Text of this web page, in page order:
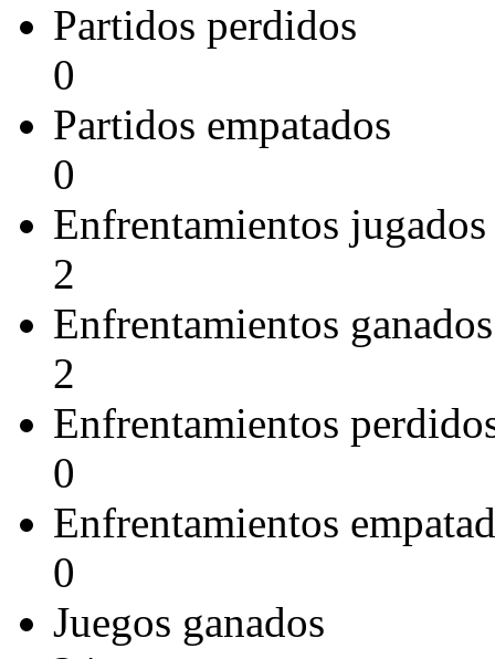
Partidos perdidos
0
Partidos empatados
0
Enfrentamientos jugados
2
Enfrentamientos ganados
2
Enfrentamientos
0
Enfrentamientos
0
Juegos ganados